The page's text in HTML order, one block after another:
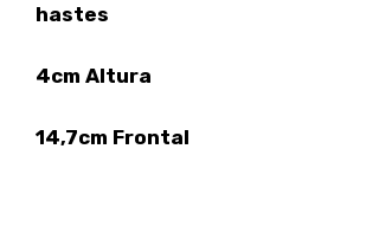
hastes
4cm Altura
14,7cm Frontal